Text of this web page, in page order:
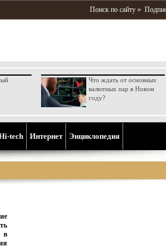
Поиск по сайту »
Что ждать от основных
валютных пар в Новом
году?
tech Интернет Энциклопедия
в